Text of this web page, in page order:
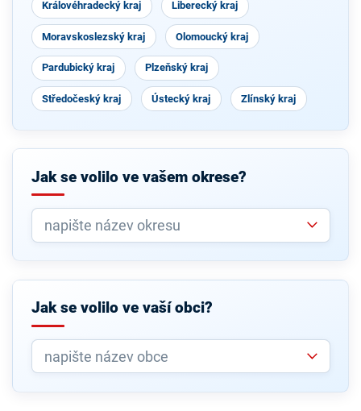
Královéhradecký kraj Liberecký kraj
Moravskoslezský kraj Olomoucký kraj
Pardubický kraj Plzeňský kraj
Středočeský kraj Ústecký kraj Zlínský kraj
Jak se volilo ve vašem okrese?
Jak se volilo ve vaší obci?